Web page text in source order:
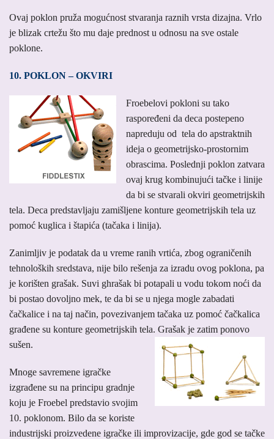
Ovaj poklon pruža mogućnost stvaranja raznih vrsta dizajna. Vrlo
je blizak crtežu što mu daje prednost u odnosu na sve ostale
poklone.
10. POKLON – OKVIRI
Froebelovi pokloni su tako
raspoređeni da deca postepeno
napreduju od tela do apstraktnih
ideja o geometrijsko-prostornim
obrascima. Poslednji poklon zatvara
ovaj krug kombinujući tačke i linije
da bi se stvarali okviri geometrijskih
tela. Deca predstavljaju zamišljene konture geometrijskih tela uz
pomoć kuglica i štapića (tačaka i linija).
Zanimljiv je podatak da u vreme ranih vrtića, zbog ograničenih
tehnoloških sredstava, nije bilo rešenja za izradu ovog poklona, pa
je korišten grašak. Suvi ghrašak bi potapali u vodu tokom noći da
bi postao dovoljno mek, te da bi se u njega mogle zabadati
čačkalice i na taj način, povezivanjem tačaka uz pomoć čačkalica
građene su konture geometrijskih tela. Grašak je zatim ponovo
sušen.
Mnoge savremene igračke
izgrađene su na principu gradnje
koju je Froebel predstavio svojim
10. poklonom. Bilo da se koriste
industrijski proizvedene igračke ili improvizacije, gde god se tačke